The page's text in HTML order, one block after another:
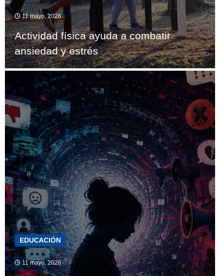
11 mayo, 2026
Actividad física ayuda a combatir
ansiedad y estrés
EDUCACIÓN
11 mayo, 2026